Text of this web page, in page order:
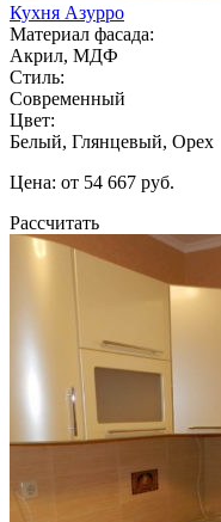
Кухня Азурро
Материал фасада:
Акрил, МДФ
Стиль:
Современный
Цвет:
Белый, Глянцевый, Орех
Цена: от 54 667 руб.
Рассчитать